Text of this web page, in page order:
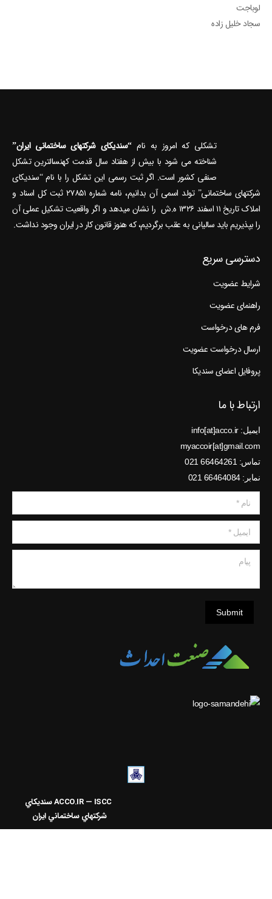
لوباجت
سجاد خلیل زاده
تشکلی که امروز به نام“سندیکای شرکتهای ساختمانی ایران”
شناخته می‎ شود با بیش از هفتاد سال قدمت کهنسال‎ترین تشکل
صنفی کشور است. اگر ثبت رسمی این تشکل را با نام “سندیکای
شرکتهای ساختمانی” تولد اسمی آن بدانیم، نامه شماره ۲۷۸۵۱ ثبت کل اسناد و
املاک تاریخ ۱۱ اسفند ۱۳۲۶ ه.ش را نشان می‎دهد و اگر واقعیت تشکیل عملی آن
را بپذیریم باید سالیانی به عقب برگردیم، که هنوز قانون کار در ایران وجود نداشت.
دسترسی سریع
شرایط عضویت
راهنمای عضویت
فرم های درخواست
ارسال درخواست عضویت
پروفایل اعضای سندیکا
ارتباط با ما
ایمیل: info[at]acco.ir
myaccoir[at]gmail.com
تماس: 66464261 021
نمابر: 66464084 021
نام *
ایمیل *
Submit
ACCO.IR — ISCC
سنديکاي
شرکتهاي ساختماني ايران